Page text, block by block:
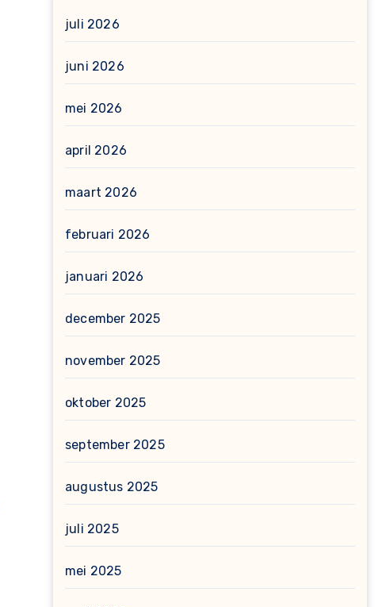
juli 2026
juni 2026
mei 2026
april 2026
maart 2026
februari 2026
januari 2026
december 2025
november 2025
oktober 2025
september 2025
augustus 2025
juli 2025
mei 2025